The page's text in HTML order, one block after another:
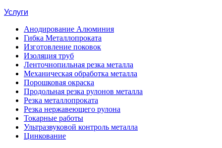
Услуги
Анодирование Алюминия
Гибка Металлопроката
Изготовление поковок
Изоляция труб
Ленточнопильная резка металла
Механическая обработка металла
Порошковая окраска
Продольная резка рулонов металла
Резка металлопроката
Резка нержавеющего рулона
Токарные работы
Ультразвуковой контроль металла
Цинкование